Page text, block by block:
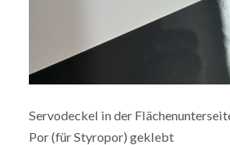
Servodeckel in der
Por (für Styropor) geklebt